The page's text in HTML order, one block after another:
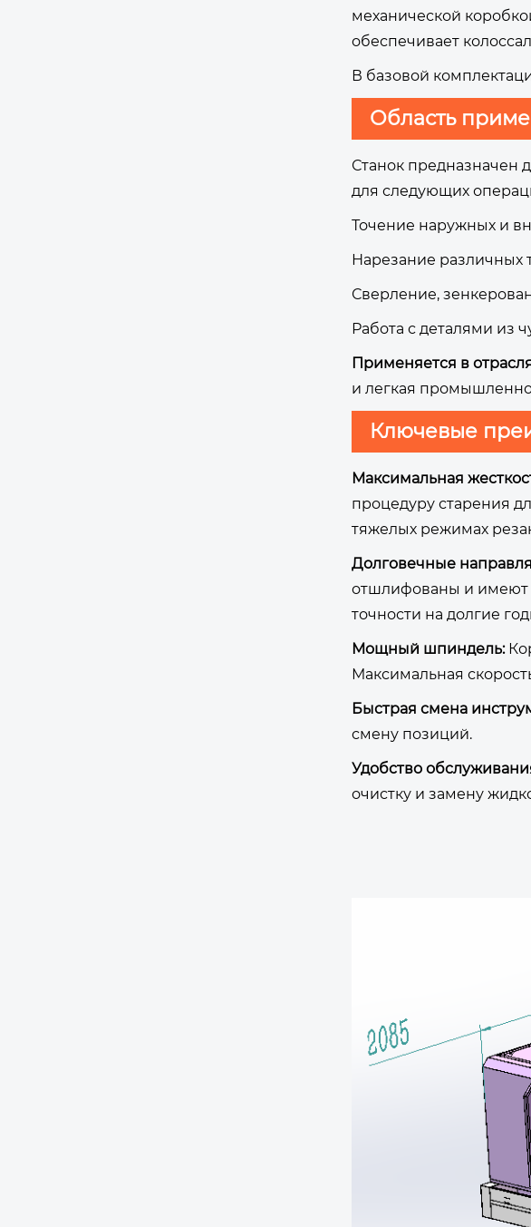
механической
обеспечивает
В базовой
Область
Станок предназначен
для следующих
Точение наружных и
Нарезание различных
Сверление,
Работа с деталями из
Применяется в
и легкая
Ключевые
Максимальная
процедуру старения
тяжелых режимах
Долговечные
отшлифованы и имеют
точности на долгие
Мощный шпиндель:
Максимальная
Быстрая смена
смену позиций.
Удобство
очистку и замену